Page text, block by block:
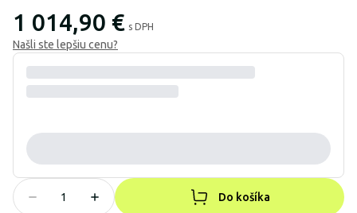
1 014,90 € s DPH
Našli ste lepšiu cenu?
Do košíka